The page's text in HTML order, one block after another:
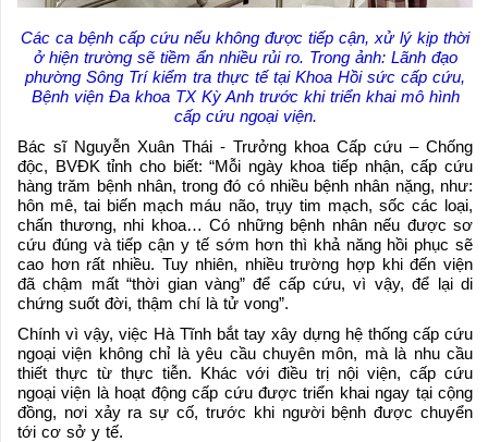
Các ca bệnh cấp cứu nếu không được tiếp cận, xử lý kịp thời
ở hiện trường sẽ tiềm ẩn nhiều rủi ro. Trong ảnh: Lãnh đạo
phường Sông Trí kiểm tra thực tế tại Khoa Hồi sức cấp cứu,
Bệnh viện Đa khoa TX Kỳ Anh trước khi triển khai mô hình
cấp cứu ngoại viện.
Bác sĩ Nguyễn Xuân Thái - Trưởng khoa Cấp cứu – Chống
độc, BVĐK tỉnh cho biết: “Mỗi ngày khoa tiếp nhận, cấp cứu
hàng trăm bệnh nhân, trong đó có nhiều bệnh nhân nặng, như:
hôn mê, tai biến mạch máu não, trụy tim mạch, sốc các loại,
chấn thương, nhi khoa… Có những bệnh nhân nếu được sơ
cứu đúng và tiếp cận y tế sớm hơn thì khả năng hồi phục sẽ
cao hơn rất nhiều. Tuy nhiên, nhiều trường hợp khi đến viện
đã chậm mất “thời gian vàng” để cấp cứu, vì vậy, để lại di
chứng suốt đời, thậm chí là tử vong”.
Chính vì vậy, việc Hà Tĩnh bắt tay xây dựng hệ thống cấp cứu
ngoại viện không chỉ là yêu cầu chuyên môn, mà là nhu cầu
thiết thực từ thực tiễn. Khác với điều trị nội viện, cấp cứu
ngoại viện là hoạt động cấp cứu được triển khai ngay tại cộng
đồng, nơi xảy ra sự cố, trước khi người bệnh được chuyển
tới cơ sở y tế.